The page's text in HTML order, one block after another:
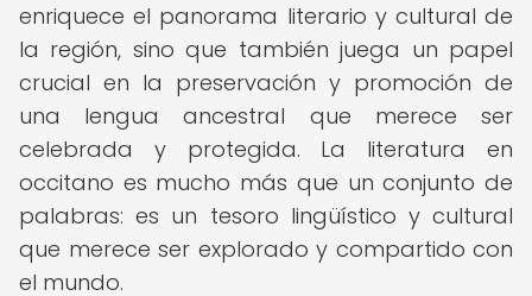
enriquece el panorama literario y cultural de
la región, sino que también juega un papel
crucial en la preservación y promoción de
una lengua ancestral que merece ser
celebrada y protegida. La literatura en
occitano es mucho más que un conjunto de
palabras: es un tesoro lingüístico y cultural
que merece ser explorado y compartido con
el mundo.